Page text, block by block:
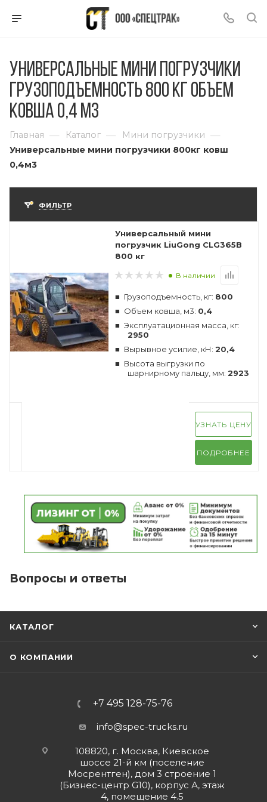
Универсальные мини погрузчики
грузоподъемность 800 кг объем
ковша 0,4 м3
Главная — Каталог — Мини погрузчики —
Универсальные мини погрузчики 800кг ковш
0,4м3
ФИЛЬТР
Универсальный мини
погрузчик LiuGong CLG365B
800 кг
В наличии
Грузоподъемность, кг: 800
Объем ковша, м3: 0,4
Эксплуатационная масса, кг:
2950
Вырывное усилие, кН: 20,4
Высота выгрузки по
шарнирному пальцу, мм: 2923
УЗНАТЬ ЦЕНУ
ПОДРОБНЕЕ
Вопросы и ответы
КАТАЛОГ
О КОМПАНИИ
+7 495 128-75-76
info@spec-trucks.ru
108820, г. Москва, Киевское
шоссе 21-й км (поселение
Мосрентген), дом 3 строение 1
(Бизнес-центр G10), корпус А, этаж
4, помещение 4.5